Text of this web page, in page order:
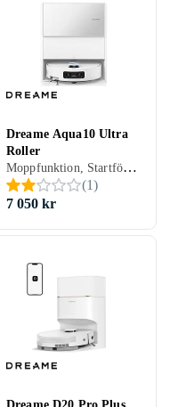
Dreame Aqua10 Ultra
Roller
Moppfunktion, Startfördröjning, Timer, Röststyrning, Schemaläggning, Fjärrkontroll, Trappsensor, Automatisk dockning, Virtuella väggar, Anpassad för husdjur, Appstyrning, Stöder kantrengöring, Allergivänlig, Brusreducering / Tyst läge, Automatisk mopptorkning, Dockningsstation, 180 min, Hårda golv, Mattor, Kakel, Linoleum, Laminat, Parkett, Trä, Vinyl, 64 dB, Självtömmande
(1)
7 050 kr